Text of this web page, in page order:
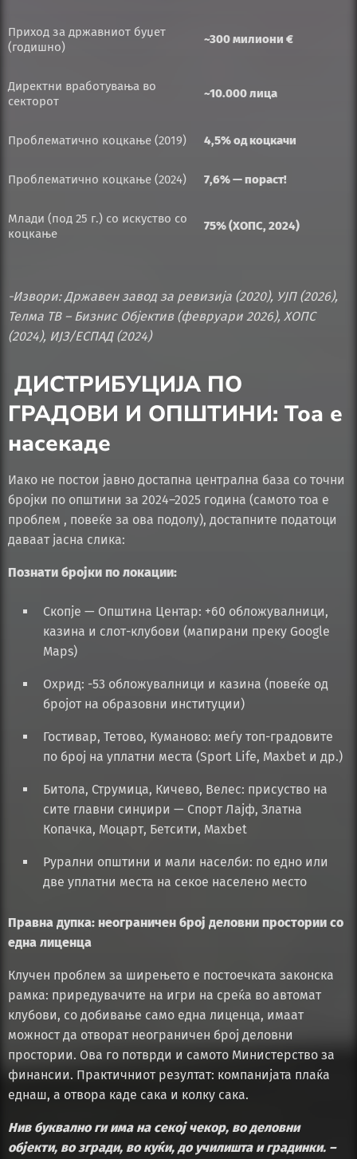
Приход за државниот буџет
(годишно)
~300 милиони €
Директни вработувања во
секторот
~10.000 лица
Проблематично коцкање (2019) 4,5% од коцкачи
Проблематично коцкање (2024) 7,6% — пораст!
Млади (под 25 г.) со искуство со
коцкање
75% (ХОПС, 2024)
-Извори: Државен завод за ревизија (2020), УЈП (2026),
Телма ТВ – Бизнис Објектив (февруари 2026), ХОПС
(2024), ИЈЗ/ЕСПАД (2024)
ДИСТРИБУЦИЈА ПО
ГРАДОВИ И ОПШТИНИ: Тоа е
насекаде
Иако не постои јавно достапна централна база со точни
бројки по општини за 2024–2025 година (самото тоа е
проблем , повеќе за ова подолу), достапните податоци
даваат јасна слика:
Познати бројки по локации:
Скопје — Општина Центар: +60 обложувалници,
казина и слот-клубови (мапирани преку Google
Maps)
Охрид: -53 обложувалници и казина (повеќе од
бројот на образовни институции)
Гостивар, Тетово, Куманово: меѓу топ-градовите
по број на уплатни места (Sport Life, Maxbet и др.)
Битола, Струмица, Кичево, Велес: присуство на
сите главни синџири — Спорт Лајф, Златна
Копачка, Моцарт, Бетсити, Maxbet
Рурални општини и мали населби: по едно или
две уплатни места на секое населено место
Правна дупка: неограничен број деловни простории со
една лиценца
Клучен проблем за ширењето е постоечката законска
рамка: приредувачите на игри на среќа во автомат
клубови, со добивање само една лиценца, имаат
можност да отворат неограничен број деловни
простории. Ова го потврди и самото Министерство за
финансии. Практичниот резултат: компанијата плаќа
еднаш, а отвора каде сака и колку сака.
Нив буквално ги има на секој чекор, во деловни
објекти, во згради, во куќи, до училишта и градинки. –